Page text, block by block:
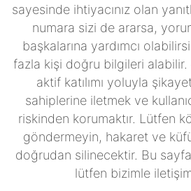
sayesinde ihtiyacınız olan
numara sizi de ararsa,
başkalarına yardımcı
fazla kişi doğru bilgileri alabilir.
aktif katılımı yoluyla
sahiplerine iletmek ve
riskinden korumaktır. Lütfen
göndermeyin, hakaret ve
doğrudan silinecektir. Bu
lütfen bizimle